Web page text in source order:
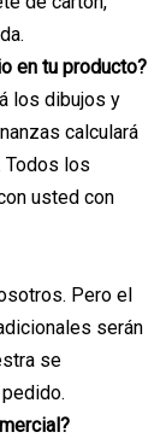
en tu producto?
los dibujos y
calculará
Todos los
usted con
Pero el
serán
se